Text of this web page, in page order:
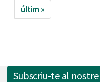
últim »
Subscriu-te al